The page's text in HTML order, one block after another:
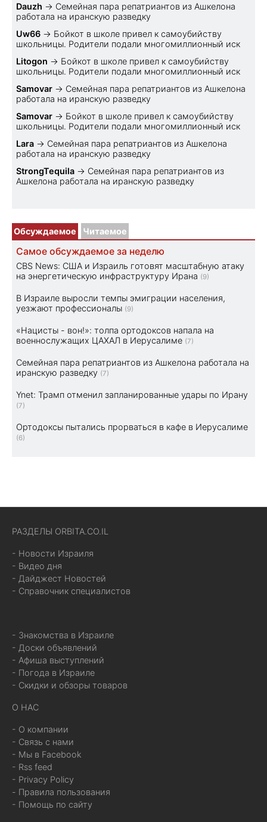
Dauzh → Семейная пара репатриантов из Ашкелона
работала на иранскую разведку
Uw66 → Бойкот в школе привел к самоубийству
школьницы. Родители подали многомиллионный иск
Litogon → Бойкот в школе привел к самоубийству
школьницы. Родители подали многомиллионный иск
Samovar → Семейная пара репатриантов из Ашкелона
работала на иранскую разведку
Samovar → Бойкот в школе привел к самоубийству
школьницы. Родители подали многомиллионный иск
Lara → Семейная пара репатриантов из Ашкелона
работала на иранскую разведку
StrongTequila → Семейная пара репатриантов из
Ашкелона работала на иранскую разведку
Обсуждаемое Читаемое
Самое обсуждаемое за неделю
CBS News: США и Израиль готовят масштабную атаку
на энергетическую инфраструктуру Ирана (9)
В Израиле выросли темпы эмиграции населения,
уезжают профессионалы (9)
«Нацисты - вон!»: толпа ортодоксов напала на
военнослужащих ЦАХАЛ в Иерусалиме (7)
Семейная пара репатриантов из Ашкелона работала на
иранскую разведку (7)
Ynet: Трамп отменил запланированные удары по Ирану
(7)
Ортодоксы пытались прорваться в кафе в Иерусалиме
(6)
РАЗДЕЛЫ ORBITA.CO.IL
- Новости Израиля
- Видео дня
- Дайджест Новостей
- Справочник специалистов
- Знакомства в Израиле
- Доски объявлений
- Афиша выступлений
- Погода в Израиле
- Скидки и обзоры товаров
О НАС
- О компании
- Связь с нами
- Мы в Facebook
- Rss feed
- Privacy Policy
- Правила пользования
- Помощь по сайту